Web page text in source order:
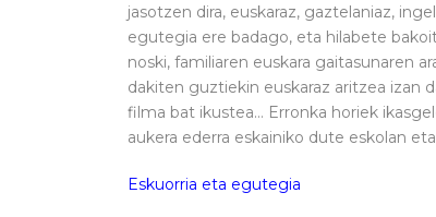
jasotzen dira, euskaraz, gaztelaniaz,
egutegia ere badago, eta hilabete
noski, familiaren euskara gaitasunaren
dakiten guztiekin euskaraz aritzea izan
filma bat ikustea… Erronka horiek
aukera ederra eskainiko dute eskolan
Eskuorria eta egutegia